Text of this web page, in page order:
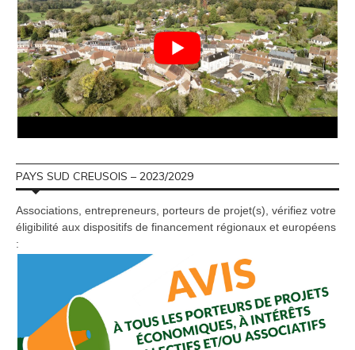
PAYS SUD CREUSOIS – 2023/2029
Associations, entrepreneurs, porteurs de projet(s), vérifiez votre
éligibilité aux dispositifs de financement régionaux et européens
: